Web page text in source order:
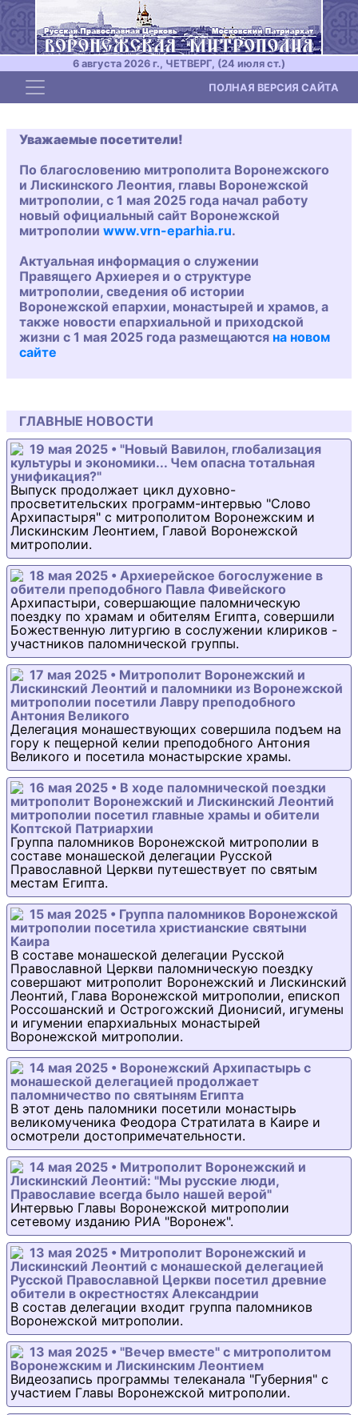
6 августа 2026 г., ЧЕТВЕРГ, (24 июля ст.)
Toggle navigation ПОЛНАЯ ВЕРСИЯ САЙТА
Уважаемые посетители!
По благословению митрополита Воронежского
и Лискинского Леонтия, главы Воронежской
митрополии, с 1 мая 2025 года начал работу
новый официальный сайт Воронежской
митрополии www.vrn-eparhia.ru.
Актуальная информация о служении
Правящего Архиерея и о структуре
митрополии, сведения об истории
Воронежской епархии, монастырей и храмов, а
также новости епархиальной и приходской
жизни с 1 мая 2025 года размещаются на новом
сайте
ГЛАВНЫЕ НОВОСТИ
19 мая 2025 • "Новый Вавилон, глобализация
культуры и экономики... Чем опасна тотальная
унификация?"
Выпуск продолжает цикл духовно-
просветительских программ-интервью "Слово
Архипастыря" с митрополитом Воронежским и
Лискинским Леонтием, Главой Воронежской
митрополии.
18 мая 2025 • Архиерейское богослужение в
обители преподобного Павла Фивейского
Архипастыри, совершающие паломническую
поездку по храмам и обителям Египта, совершили
Божественную литургию в сослужении клириков -
участников паломнической группы.
17 мая 2025 • Митрополит Воронежский и
Лискинский Леонтий и паломники из Воронежской
митрополии посетили Лавру преподобного
Антония Великого
Делегация монашествующих совершила подъем на
гору к пещерной келии преподобного Антония
Великого и посетила монастырские храмы.
16 мая 2025 • В ходе паломнической поездки
митрополит Воронежский и Лискинский Леонтий
митрополии посетил главные храмы и обители
Коптской Патриархии
Группа паломников Воронежской митрополии в
составе монашеской делегации Русской
Православной Церкви путешествует по святым
местам Египта.
15 мая 2025 • Группа паломников Воронежской
митрополии посетила христианские святыни
Каира
В составе монашеской делегации Русской
Православной Церкви паломническую поездку
совершают митрополит Воронежский и Лискинский
Леонтий, Глава Воронежской митрополии, епископ
Россошанский и Острогожский Дионисий, игумены
и игумении епархиальных монастырей
Воронежской митрополии.
14 мая 2025 • Воронежский Архипастырь с
монашеской делегацией продолжает
паломничество по святыням Египта
В этот день паломники посетили монастырь
великомученика Феодора Стратилата в Каире и
осмотрели достопримечательности.
14 мая 2025 • Митрополит Воронежский и
Лискинский Леонтий: "Мы русские люди,
Православие всегда было нашей верой"
Интервью Главы Воронежской митрополии
сетевому изданию РИА "Воронеж".
13 мая 2025 • Митрополит Воронежский и
Лискинский Леонтий с монашеской делегацией
Русской Православной Церкви посетил древние
обители в окрестностях Александрии
В состав делегации входит группа паломников
Воронежской митрополии.
13 мая 2025 • "Вечер вместе" с митрополитом
Воронежским и Лискинским Леонтием
Видеозапись программы телеканала "Губерния" с
участием Главы Воронежской митрополии.